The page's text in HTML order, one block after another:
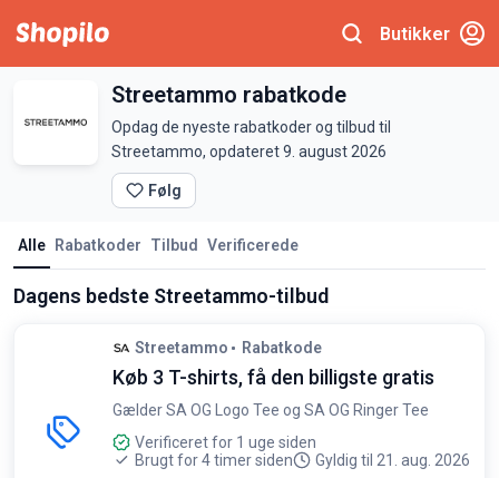
Butikker
Streetammo rabatkode
Opdag de nyeste rabatkoder og tilbud til
Streetammo, opdateret 9. august 2026
Følg
Alle Rabatkoder Tilbud Verificerede
Dagens bedste Streetammo-tilbud
Streetammo Rabatkode
Køb 3 T-shirts, få den billigste gratis
Gælder SA OG Logo Tee og SA OG Ringer Tee
Verificeret for 1 uge siden
Brugt for 4 timer siden
Gyldig til 21. aug. 2026